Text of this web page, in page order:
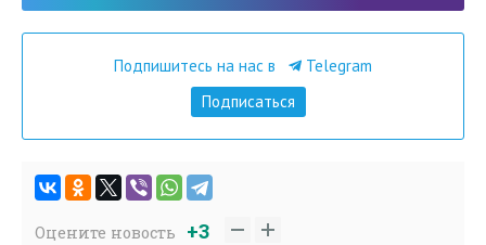
Подпишитесь на нас в
Telegram
Подписаться
Оцените новость +3